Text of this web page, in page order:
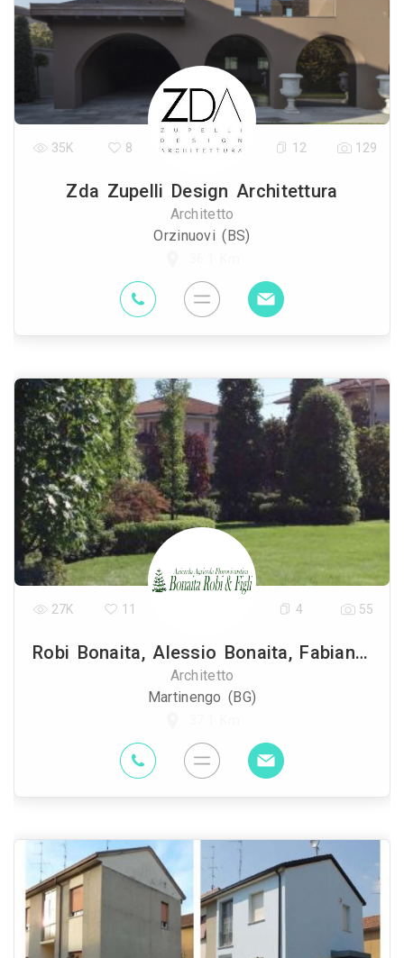
Zda Zupelli Design Architettura
Architetto
Orzinuovi (BS)
35K 8 12 129
Robi Bonaita, Alessio Bonaita, Fabiano Bonaita
Architetto
Martinengo (BG)
27K 11 4 55